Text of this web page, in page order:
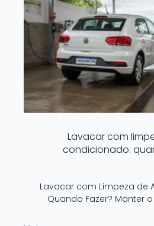
Lavacar com
condicionado:
Lavacar com Limpeza de
Quando Fazer? Manter